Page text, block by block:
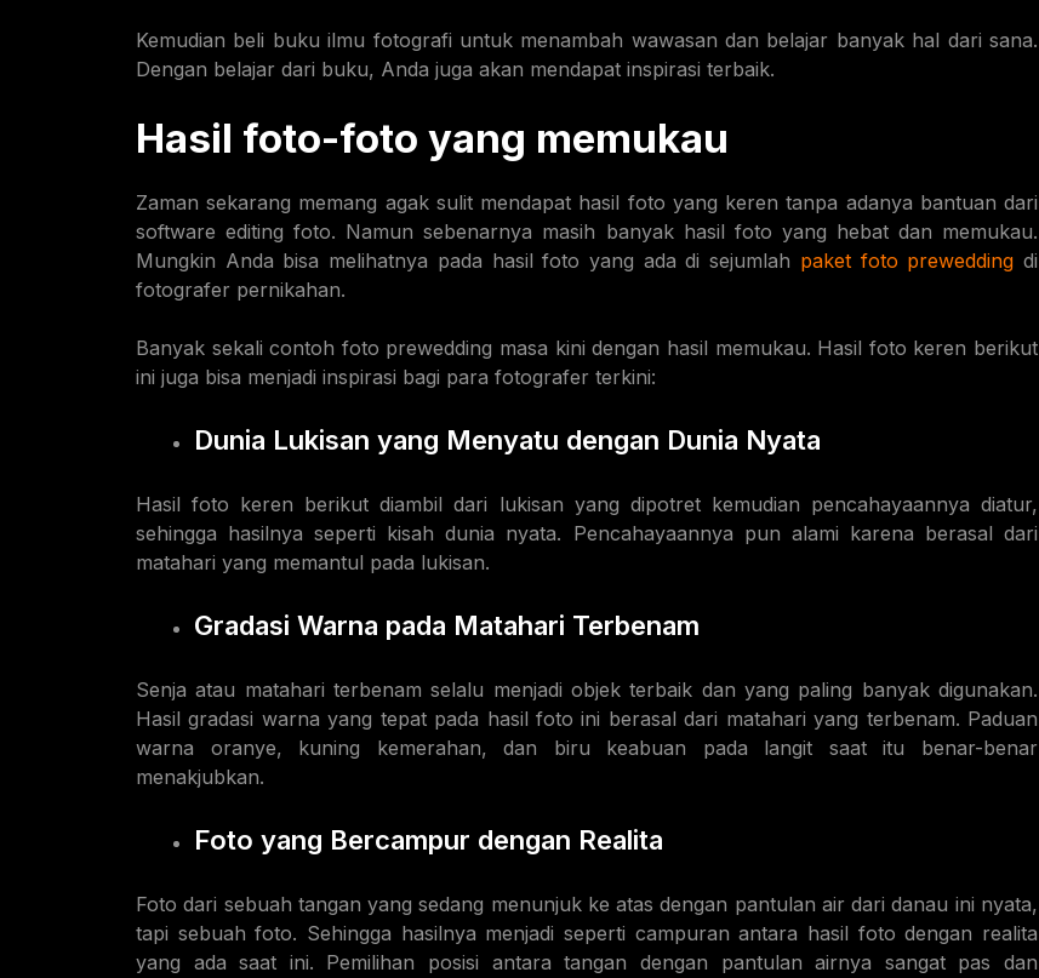
Kemudian beli buku ilmu fotografi untuk menambah wawasan dan belajar banyak hal dari sana.
Dengan belajar dari buku, Anda juga akan mendapat inspirasi terbaik.
Hasil foto-foto yang memukau
Zaman sekarang memang agak sulit mendapat hasil foto yang keren tanpa adanya bantuan dari
software editing foto. Namun sebenarnya masih banyak hasil foto yang hebat dan memukau.
Mungkin Anda bisa melihatnya pada hasil foto yang ada di sejumlah paket foto prewedding di
fotografer pernikahan.
Banyak sekali contoh foto prewedding masa kini dengan hasil memukau. Hasil foto keren berikut
ini juga bisa menjadi inspirasi bagi para fotografer terkini:
Dunia Lukisan yang Menyatu dengan Dunia Nyata
Hasil foto keren berikut diambil dari lukisan yang dipotret kemudian pencahayaannya diatur,
sehingga hasilnya seperti kisah dunia nyata. Pencahayaannya pun alami karena berasal dari
matahari yang memantul pada lukisan.
Gradasi Warna pada Matahari Terbenam
Senja atau matahari terbenam selalu menjadi objek terbaik dan yang paling banyak digunakan.
Hasil gradasi warna yang tepat pada hasil foto ini berasal dari matahari yang terbenam. Paduan
warna oranye, kuning kemerahan, dan biru keabuan pada langit saat itu benar-benar
menakjubkan.
Foto yang Bercampur dengan Realita
Foto dari sebuah tangan yang sedang menunjuk ke atas dengan pantulan air dari danau ini nyata,
tapi sebuah foto. Sehingga hasilnya menjadi seperti campuran antara hasil foto dengan realita
yang ada saat ini. Pemilihan posisi antara tangan dengan pantulan airnya sangat pas dan